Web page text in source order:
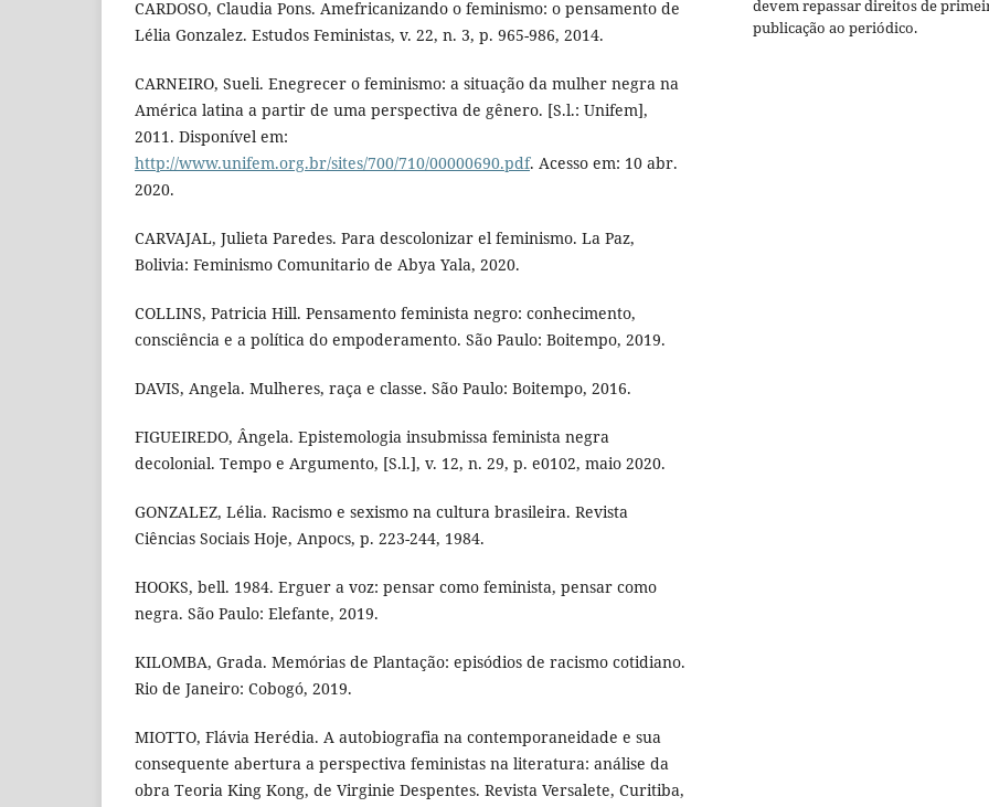
CARDOSO, Claudia Pons. Amefricanizando o feminismo: o pensamento de
Lélia Gonzalez. Estudos Feministas, v. 22, n. 3, p. 965-986, 2014.
CARNEIRO, Sueli. Enegrecer o feminismo: a situação da mulher negra na
América latina a partir de uma perspectiva de gênero. [S.l.: Unifem],
2011. Disponível em:
http://www.unifem.org.br/sites/700/710/00000690.pdf. Acesso em: 10 abr.
2020.
CARVAJAL, Julieta Paredes. Para descolonizar el feminismo. La Paz,
Bolivia: Feminismo Comunitario de Abya Yala, 2020.
COLLINS, Patricia Hill. Pensamento feminista negro: conhecimento,
consciência e a política do empoderamento. São Paulo: Boitempo, 2019.
DAVIS, Angela. Mulheres, raça e classe. São Paulo: Boitempo, 2016.
FIGUEIREDO, Ângela. Epistemologia insubmissa feminista negra
decolonial. Tempo e Argumento, [S.l.], v. 12, n. 29, p. e0102, maio 2020.
GONZALEZ, Lélia. Racismo e sexismo na cultura brasileira. Revista
Ciências Sociais Hoje, Anpocs, p. 223-244, 1984.
HOOKS, bell. 1984. Erguer a voz: pensar como feminista, pensar como
negra. São Paulo: Elefante, 2019.
KILOMBA, Grada. Memórias de Plantação: episódios de racismo cotidiano.
Rio de Janeiro: Cobogó, 2019.
MIOTTO, Flávia Herédia. A autobiografia na contemporaneidade e sua
consequente abertura a perspectiva feministas na literatura: análise da
obra Teoria King Kong, de Virginie Despentes. Revista Versalete, Curitiba,
devem repassar direitos de
publicação ao periódico.